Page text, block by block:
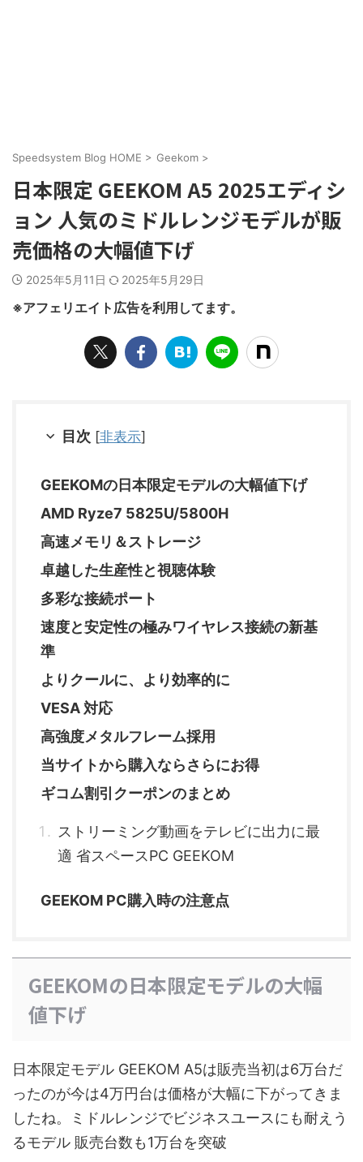
Speedsystem Blog HOME > Geekom >
日本限定 GEEKOM A5 2025エディシ
ョン 人気のミドルレンジモデルが販
売価格の大幅値下げ
2025年5月11日 2025年5月29日
※アフェリエイト広告を利用してます。
目次 [非表示]
GEEKOMの日本限定モデルの大幅値下げ
AMD Ryze7 5825U/5800H
高速メモリ＆ストレージ
卓越した生産性と視聴体験
多彩な接続ポート
速度と安定性の極みワイヤレス接続の新基
準
よりクールに、より効率的に
VESA 対応
高強度メタルフレーム採用
当サイトから購入ならさらにお得
ギコム割引クーポンのまとめ
ストリーミング動画をテレビに出力に最
適 省スペースPC GEEKOM
GEEKOM PC購入時の注意点
GEEKOMの日本限定モデルの大幅
値下げ
日本限定モデル GEEKOM A5は販売当初は6万台だ
ったのが今は4万円台は価格が大幅に下がってきま
したね。ミドルレンジでビジネスユースにも耐えう
るモデル 販売台数も1万台を突破